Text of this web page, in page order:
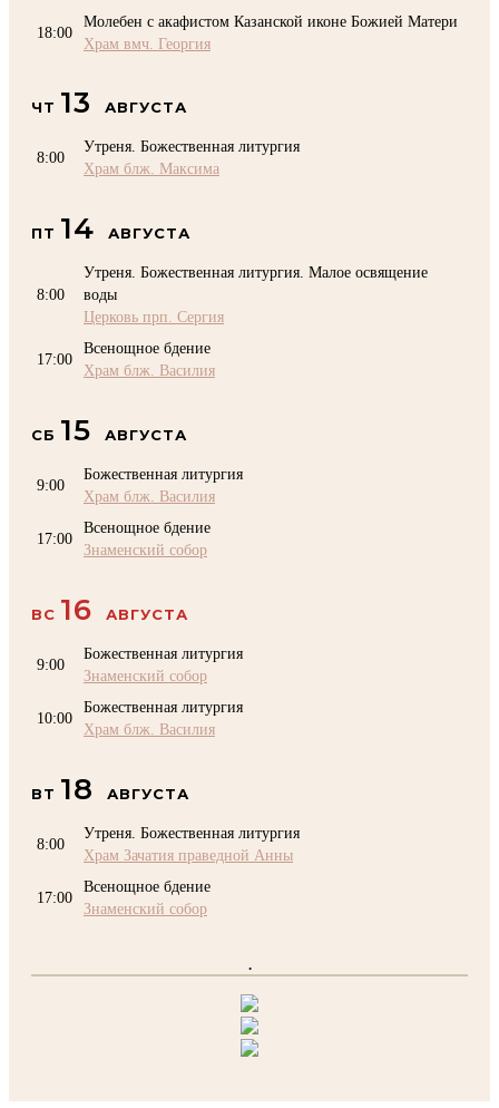
18:00
Молебен с акафистом Казанской иконе Божией Матери
Храм вмч. Георгия
ЧТ 13 АВГУСТА
8:00
Утреня. Божественная литургия
Храм блж. Максима
ПТ 14 АВГУСТА
8:00
Утреня. Божественная литургия. Малое освящение
воды
Церковь прп. Сергия
17:00
Всенощное бдение
Храм блж. Василия
СБ 15 АВГУСТА
9:00
Божественная литургия
Храм блж. Василия
17:00
Всенощное бдение
Знаменский собор
ВС 16 АВГУСТА
9:00
Божественная литургия
Знаменский собор
10:00
Божественная литургия
Храм блж. Василия
ВТ 18 АВГУСТА
8:00
Утреня. Божественная литургия
Храм Зачатия праведной Анны
17:00
Всенощное бдение
Знаменский собор
.